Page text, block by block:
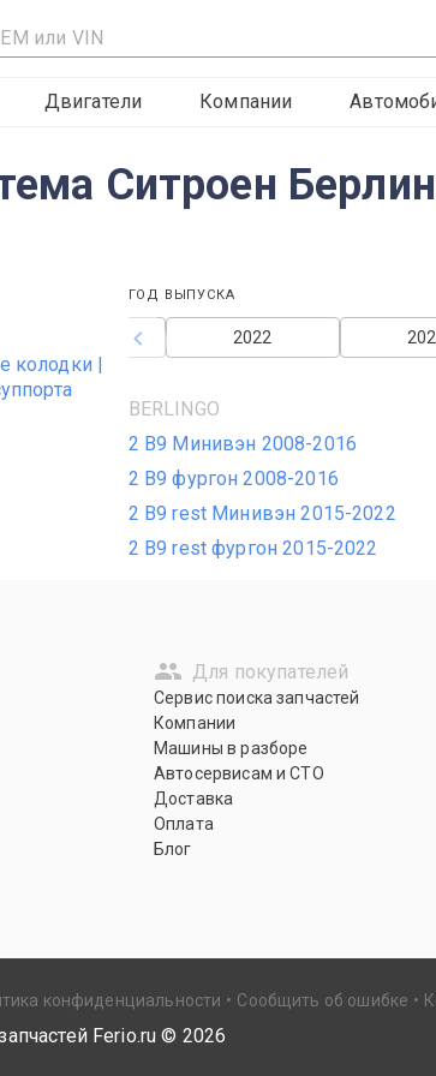
Двигатели Компании
Ситроен
колодки |
ГОД ВЫПУСКА
2022
BERLINGO
2 B9 Минивэн 2008-2016
2 B9 фургон 2008-2016
2 B9 rest Минивэн 2015-2022
2 B9 rest фургон 2015-2022
Для покупателей
Сервис поиска запчастей
Компании
Машины в разборе
Автосервисам и СТО
Доставка
Оплата
Блог
конфиденциальности Сообщить об ошибке
Ferio.ru © 2026